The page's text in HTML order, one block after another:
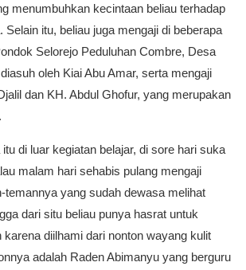
menumbuhkan kecintaan beliau terhadap
Selain itu, beliau juga mengaji di beberapa
Selorejo Peduluhan Combre, Desa
oleh Kiai Abu Amar, serta mengaji
dan KH. Abdul Ghofur, yang merupakan
di luar kegiatan belajar, di sore hari suka
malam hari sehabis pulang mengaji
temannya yang sudah dewasa melihat
dari situ beliau punya hasrat untuk
karena diilhami dari nonton wayang kulit
adalah Raden Abimanyu yang berguru